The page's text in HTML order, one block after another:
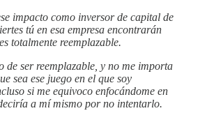
impacto como inversor de capital de
tú en esa empresa encontrarán
totalmente reemplazable.
de ser reemplazable, y no me importa
sea ese juego en el que soy
si me equivoco enfocándome en
a mí mismo por no intentarlo.